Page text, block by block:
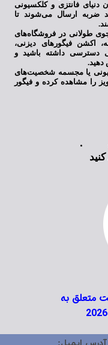
دنیای فانتزی و کلکسیونی
ضربه ارسال می‌شوند تا
طولانی در فروشگاه‌های
اکشن فیگورهای دیزنی،
دسترسی داشته باشید و
دهید.
یا مجسمه شخصیت‌های
را مشاهده کرده و فیگور
کلیه حقوق مادی و معنوی سایت متعلق به